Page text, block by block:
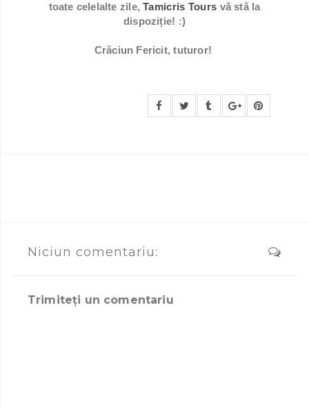
toate celelalte zile,Tamicris Tours vă stă la
dispoziție! :)
Crăciun Fericit, tuturor!
Niciun comentariu:
Trimiteți un comentariu